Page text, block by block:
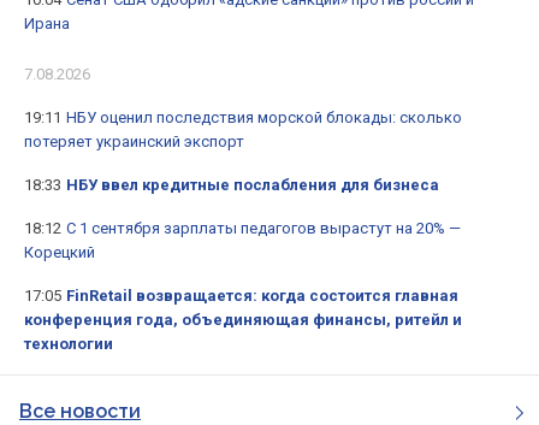
Ирана
7.08.2026
19:11 НБУ оценил последствия морской блокады: сколько
потеряет украинский экспорт
18:33 НБУ ввел кредитные послабления для бизнеса
18:12 С 1 сентября зарплаты педагогов вырастут на 20% —
Корецкий
17:05 FinRetail возвращается: когда состоится главная
конференция года, объединяющая финансы, ритейл и
технологии
Все новости